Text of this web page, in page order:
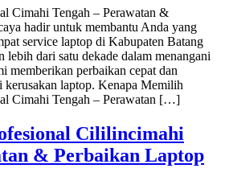
Cimahi Tengah – Perawatan &
hadir untuk membantu Anda yang
service laptop di Kabupaten Batang
lebih dari satu dekade dalam menangani
memberikan perbaikan cepat dan
kerusakan laptop. Kenapa Memilih
Cimahi Tengah – Perawatan […]
Cililincimahi
& Perbaikan Laptop